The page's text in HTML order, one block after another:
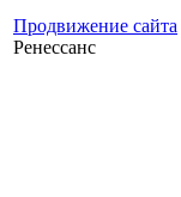
Продвижение сайта
Ренессанс